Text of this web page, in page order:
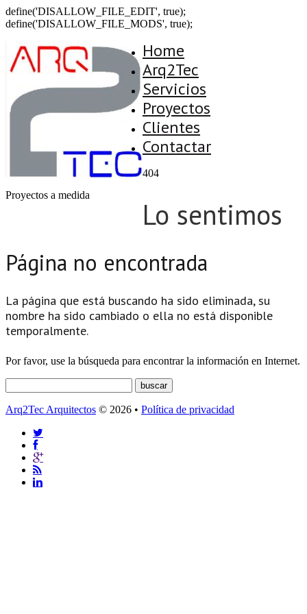
define('DISALLOW_FILE_EDIT', true);
define('DISALLOW_FILE_MODS', true);
Proyectos a medida
Home
Arq2Tec
Servicios
Proyectos
Clientes
Contactar
404
Lo sentimos
Página no encontrada
La página que está buscando ha sido eliminada, su
nombre ha sido cambiado o ella no está disponible
temporalmente.
Por favor, use la búsqueda para encontrar la información en Internet.
Arq2Tec Arquitectos © 2026 • Política de privacidad